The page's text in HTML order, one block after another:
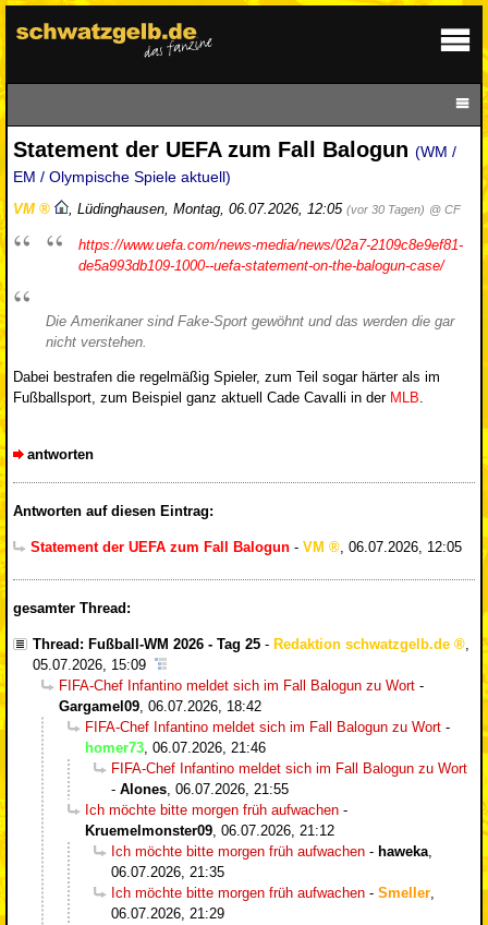
Statement der UEFA zum Fall Balogun (WM /
EM / Olympische Spiele aktuell)
VM , Lüdinghausen, Montag, 06.07.2026, 12:05 (vor 30 Tagen) @ CF
https://www.uefa.com/news-media/news/02a7-2109c8e9ef81-
de5a993db109-1000--uefa-statement-on-the-balogun-case/
Die Amerikaner sind Fake-Sport gewöhnt und das werden die gar
nicht verstehen.
Dabei bestrafen die regelmäßig Spieler, zum Teil sogar härter als im
Fußballsport, zum Beispiel ganz aktuell Cade Cavalli in der MLB.
antworten
Antworten auf diesen Eintrag:
Statement der UEFA zum Fall Balogun - VM , 06.07.2026, 12:05
gesamter Thread:
Thread: Fußball-WM 2026 - Tag 25 - Redaktion schwatzgelb.de
,
05.07.2026, 15:09
FIFA-Chef Infantino meldet sich im Fall Balogun zu Wort -
Gargamel09, 06.07.2026, 18:42
FIFA-Chef Infantino meldet sich im Fall Balogun zu Wort -
homer73, 06.07.2026, 21:46
FIFA-Chef Infantino meldet sich im Fall Balogun zu Wort
- Alones, 06.07.2026, 21:55
Ich möchte bitte morgen früh aufwachen -
Kruemelmonster09, 06.07.2026, 21:12
Ich möchte bitte morgen früh aufwachen - haweka,
06.07.2026, 21:35
Ich möchte bitte morgen früh aufwachen - Smeller,
06.07.2026, 21:29